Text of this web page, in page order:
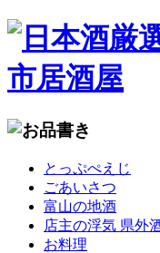
とっぷぺえじ
ごあいさつ
富山の地酒
店主の浮気 県外
お料理